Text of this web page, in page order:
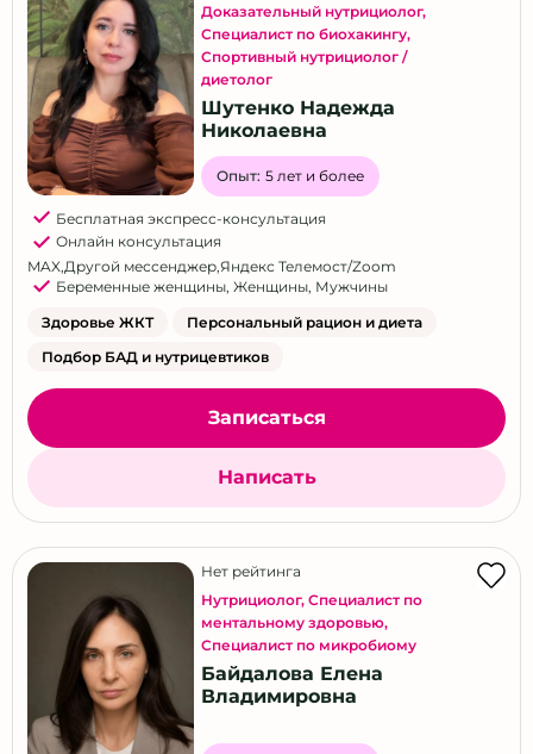
Доказательный нутрициолог,
Специалист по биохакингу,
Спортивный нутрициолог /
диетолог
Шутенко Надежда
Николаевна
Опыт: 5 лет и более
Бесплатная экспресс-консультация
Онлайн консультация
MAX,Другой мессенджер,Яндекс Телемост/Zoom
Беременные женщины, Женщины, Мужчины
Здоровье ЖКТ
Персональный рацион и диета
Подбор БАД и нутрицевтиков
Записаться
Написать
Нет рейтинга
Нутрициолог, Специалист по
ментальному здоровью,
Специалист по микробиому
Байдалова Елена
Владимировна